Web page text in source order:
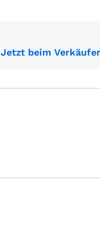
Jetzt beim